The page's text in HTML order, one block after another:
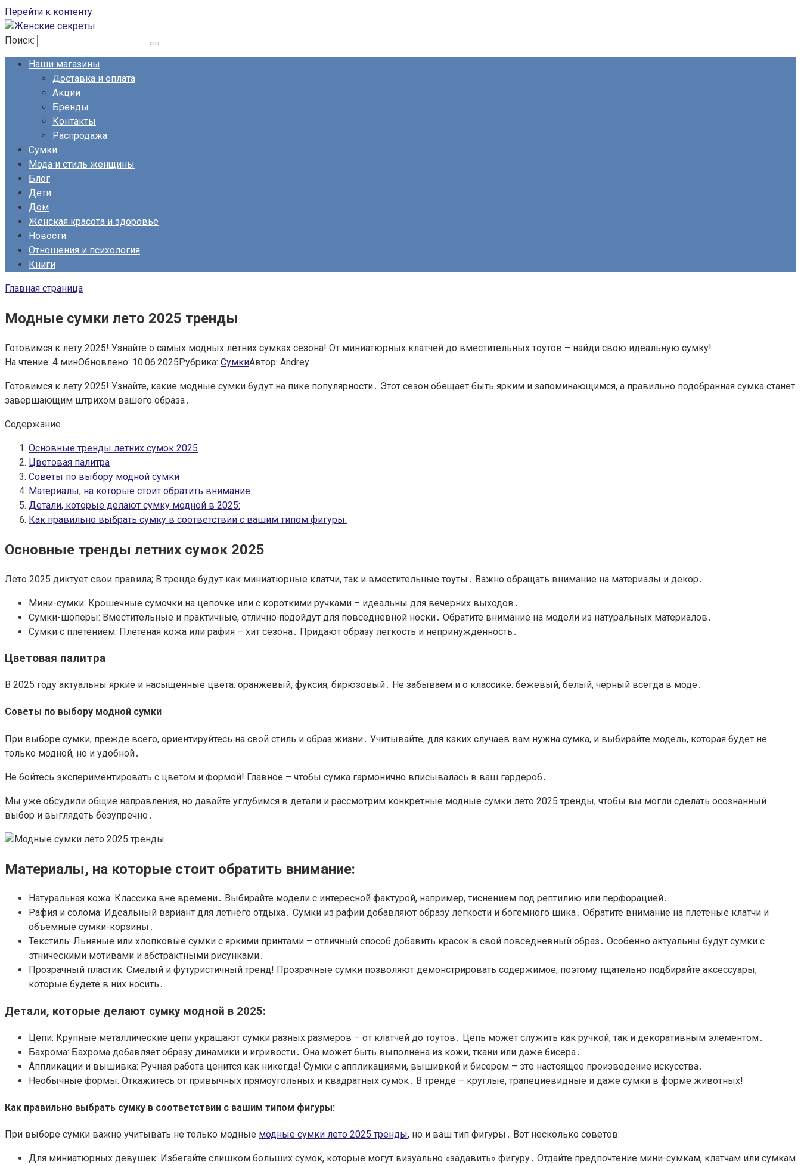
Перейти к контенту
Поиск:
Наши магазины
Доставка и оплата
Акции
Бренды
Контакты
Распродажа
Сумки
Мода и стиль женщины
Блог
Дети
Дом
Женская красота и здоровье
Новости
Отношения и психология
Книги
Главная страница
Модные сумки лето 2025 тренды
Готовимся к лету 2025! Узнайте о самых модных летних сумках сезона! От миниатюрных клатчей до вместительных тоутов – найди свою идеальную сумку!
На чтение: 4 минОбновлено: 10.06.2025Рубрика: СумкиАвтор: Andrey
Готовимся к лету 2025! Узнайте, какие модные сумки будут на пике популярности․ Этот сезон обещает быть ярким и запоминающимся, а правильно подобранная сумка станет
завершающим штрихом вашего образа․
Содержание
Основные тренды летних сумок 2025
Цветовая палитра
Советы по выбору модной сумки
Материалы, на которые стоит обратить внимание:
Детали, которые делают сумку модной в 2025:
Как правильно выбрать сумку в соответствии с вашим типом фигуры:
Основные тренды летних сумок 2025
Лето 2025 диктует свои правила; В тренде будут как миниатюрные клатчи, так и вместительные тоуты․ Важно обращать внимание на материалы и декор․
Мини-сумки: Крошечные сумочки на цепочке или с короткими ручками – идеальны для вечерних выходов․
Сумки-шоперы: Вместительные и практичные, отлично подойдут для повседневной носки․ Обратите внимание на модели из натуральных материалов․
Сумки с плетением: Плетеная кожа или рафия – хит сезона․ Придают образу легкость и непринужденность․
Цветовая палитра
В 2025 году актуальны яркие и насыщенные цвета: оранжевый, фуксия, бирюзовый․ Не забываем и о классике: бежевый, белый, черный всегда в моде․
Советы по выбору модной сумки
При выборе сумки, прежде всего, ориентируйтесь на свой стиль и образ жизни․ Учитывайте, для каких случаев вам нужна сумка, и выбирайте модель, которая будет не
только модной, но и удобной․
Не бойтесь экспериментировать с цветом и формой! Главное – чтобы сумка гармонично вписывалась в ваш гардероб․
Мы уже обсудили общие направления, но давайте углубимся в детали и рассмотрим конкретные модные сумки лето 2025 тренды, чтобы вы могли сделать осознанный
выбор и выглядеть безупречно․
Материалы, на которые стоит обратить внимание:
Натуральная кожа: Классика вне времени․ Выбирайте модели с интересной фактурой, например, тиснением под рептилию или перфорацией․
Рафия и солома: Идеальный вариант для летнего отдыха․ Сумки из рафии добавляют образу легкости и богемного шика․ Обратите внимание на плетеные клатчи и
объемные сумки-корзины․
Текстиль: Льняные или хлопковые сумки с яркими принтами – отличный способ добавить красок в свой повседневный образ․ Особенно актуальны будут сумки с
этническими мотивами и абстрактными рисунками․
Прозрачный пластик: Смелый и футуристичный тренд! Прозрачные сумки позволяют демонстрировать содержимое, поэтому тщательно подбирайте аксессуары,
которые будете в них носить․
Детали, которые делают сумку модной в 2025:
Цепи: Крупные металлические цепи украшают сумки разных размеров – от клатчей до тоутов․ Цепь может служить как ручкой, так и декоративным элементом․
Бахрома: Бахрома добавляет образу динамики и игривости․ Она может быть выполнена из кожи, ткани или даже бисера․
Аппликации и вышивка: Ручная работа ценится как никогда! Сумки с аппликациями, вышивкой и бисером – это настоящее произведение искусства․
Необычные формы: Откажитесь от привычных прямоугольных и квадратных сумок․ В тренде – круглые, трапециевидные и даже сумки в форме животных!
Как правильно выбрать сумку в соответствии с вашим типом фигуры:
При выборе сумки важно учитывать не только модные модные сумки лето 2025 тренды, но и ваш тип фигуры․ Вот несколько советов:
Для миниатюрных девушек: Избегайте слишком больших сумок, которые могут визуально «задавить» фигуру․ Отдайте предпочтение мини-сумкам, клатчам или сумкам